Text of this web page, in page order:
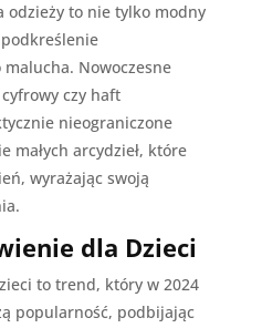
odzieży to nie tylko modny
Nowoczesne
czy haft
nieograniczone
małych arcydzieł, które
wyrażając swoją
dla Dzieci
to trend, który w 2024
popularność, podbijając